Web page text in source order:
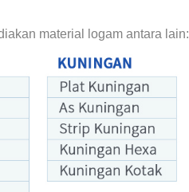
material logam antara lain: